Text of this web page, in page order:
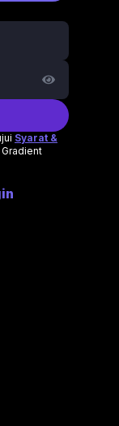
Syarat &
Gradient